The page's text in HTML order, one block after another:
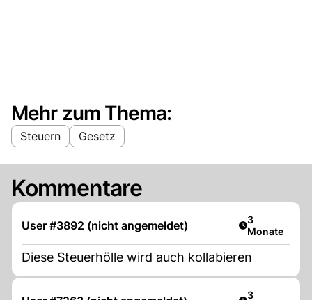
Mehr zum Thema:
Steuern Gesetz
Kommentare
User #3892 (nicht angemeldet) Artikel
3
Monate
Diese Steuerhölle wird auch kollabieren
Artikel
3